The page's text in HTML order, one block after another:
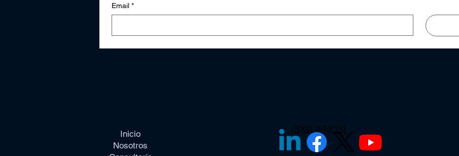
noticias y blog a tu
Email *
Inicio
Nosotros
¡SÍGUENOS!